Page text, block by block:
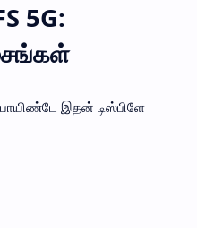
5G:
இதன் டிஸ்பிளே